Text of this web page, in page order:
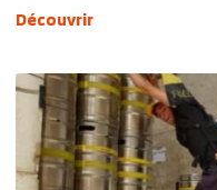
Découvrir